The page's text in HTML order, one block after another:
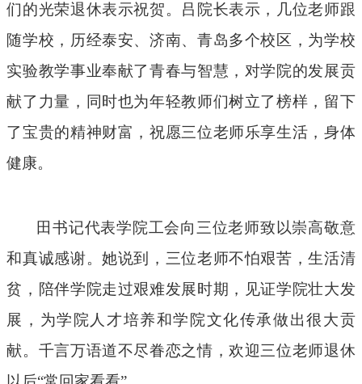
们的光荣退休表示祝贺。吕院长表示，几位老师跟
随学校，历经泰安、济南、青岛多个校区，为学校
实验教学事业奉献了青春与智慧，对学院的发展贡
献了力量，同时也为年轻教师们树立了榜样，留下
了宝贵的精神财富，祝愿三位老师乐享生活，身体
健康。
田书记代表学院工会向三位老师致以崇高敬意
和真诚感谢。她说到，三位老师不怕艰苦，生活清
贫，陪伴学院走过艰难发展时期，见证学院壮大发
展，为学院人才培养和学院文化传承做出很大贡
献。千言万语道不尽眷恋之情，欢迎三位老师退休